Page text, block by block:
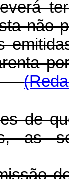
ter
não
de
as